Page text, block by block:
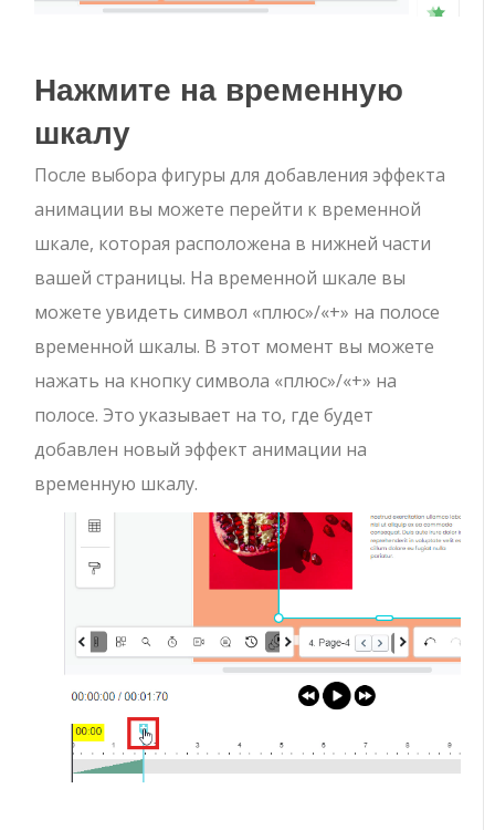
Нажмите на временную
шкалу
После выбора фигуры для добавления эффекта
анимации вы можете перейти к временной
шкале, которая расположена в нижней части
вашей страницы. На временной шкале вы
можете увидеть символ «плюс»/«+» на полосе
временной шкалы. В этот момент вы можете
нажать на кнопку символа «плюс»/«+» на
полосе. Это указывает на то, где будет
добавлен новый эффект анимации на
временную шкалу.